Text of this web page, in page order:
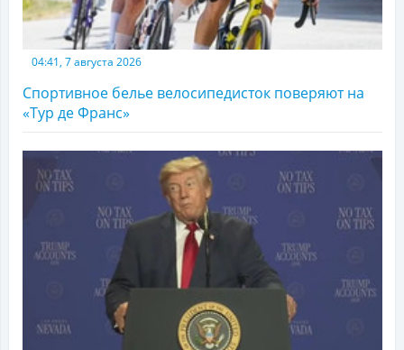
04:41, 7 августа 2026
Спортивное белье велосипедисток поверяют на
«Тур де Франс»